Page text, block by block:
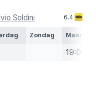
Soldini 6.4
Zondag Maandag
19:00